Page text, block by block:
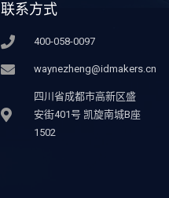
联系方式
400-058-0097
waynezheng@idmakers.cn
四川省成都市高新区盛
安街401号 凯旋南城B座
1502